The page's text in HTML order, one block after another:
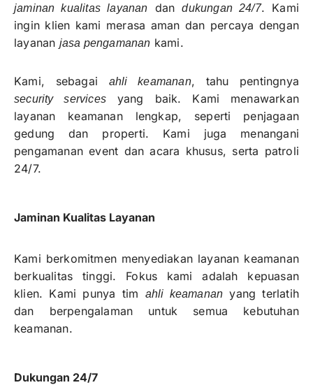
jaminan kualitas layanan dandukungan 24/7. Kami
ingin klien kami merasa aman dan percaya dengan
layanan jasa pengamanan kami.
Kami, sebagai ahli keamanan, tahu pentingnya
security services yang baik. Kami menawarkan
layanan keamanan lengkap, seperti penjagaan
gedung dan properti. Kami juga menangani
pengamanan event dan acara khusus, serta patroli
24/7.
Jaminan Kualitas Layanan
Kami berkomitmen menyediakan layanan keamanan
berkualitas tinggi. Fokus kami adalah kepuasan
klien. Kami punya tim
ahli keamanan yang terlatih
dan berpengalaman untuk semua kebutuhan
keamanan.
Dukungan 24/7